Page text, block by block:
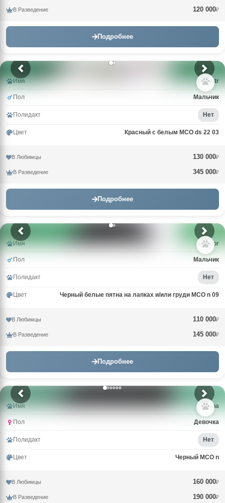
В Разведение 120 000₽
Подробнее
Имя Demetr
Пол Мальчик
Полидакт Нет
Цвет Красный с белым MCO ds 22 03
В Любимцы 130 000₽
В Разведение 345 000₽
Подробнее
Имя Connor
Пол Мальчик
Полидакт Нет
Цвет Черный белые пятна на лапках и/или груди MCO n 09
В Любимцы 110 000₽
В Разведение 145 000₽
Подробнее
Имя Guna
Пол Девочка
Полидакт Нет
Цвет Черный MCO n
В Любимцы 160 000₽
В Разведение 190 000₽